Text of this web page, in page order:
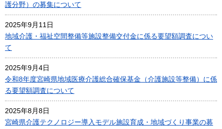
護分野）の募集について
2025年9月11日
地域介護・福祉空間整備等施設整備交付金に係る要望額調査につい
て
2025年9月4日
令和8年度宮崎県地域医療介護総合確保基金（介護施設等整備）に係
る要望額調査について
2025年8月8日
宮崎県介護テクノロジー導入モデル施設育成・地域づくり事業の募